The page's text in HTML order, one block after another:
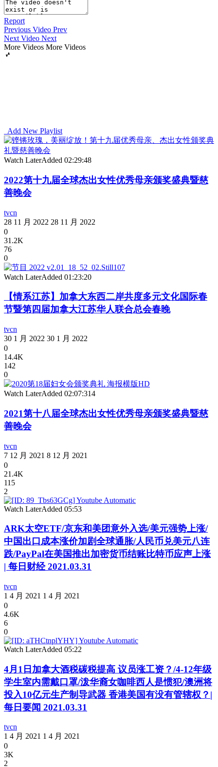
Report
Previous Video Prev
Next Video Next
More Videos More Videos
Add New Playlist
Watch LaterAdded 02:29:48
2022第十九届全球杰出女性优秀母亲颁奖盛典暨慈
善晚会
tvcn
28 11 月 2022 28 11 月 2022
0
31.2K
76
0
Watch LaterAdded 01:23:20
【情系江苏】加拿大东西二岸共度多元文化国际春
节暨第四届加拿大江苏华人联合总会春晚
tvcn
30 1 月 2022 30 1 月 2022
0
14.4K
142
0
Watch LaterAdded 02:07:314
2021第十八届全球杰出女性优秀母亲颁奖盛典暨慈
善晚会
tvcn
7 12 月 2021 8 12 月 2021
0
21.4K
115
2
Watch LaterAdded 05:53
ARK太空ETF/京东和美团意外入选/美元强势上涨/
中国出口成本涨价加剧全球通胀/人民币兑美元八连
跌/PayPal在美国推出加密货币结账比特币应声上涨
| 每日财经 2021.03.31
tvcn
1 4 月 2021 1 4 月 2021
0
4.6K
6
0
Watch LaterAdded 05:22
4月1日加拿大酒税碳税提高 议员涨工资？/4-12年级
学生室内需戴口罩/泼华裔女咖啡西人是惯犯/澳洲将
投入10亿元生产制导武器 香港美国有没有管辖权？|
每日要闻 2021.03.31
tvcn
1 4 月 2021 1 4 月 2021
0
3K
2